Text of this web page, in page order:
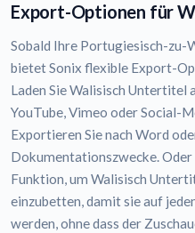
Export-Optionen für
Sobald Ihre Portugiesisch-zu-
bietet Sonix flexible Export-
Laden Sie Walisisch
YouTube, Vimeo oder Social-
Exportieren Sie nach Word
Dokumentationszwecke. Oder
Funktion, um Walisisch
einzubetten, damit sie auf
werden, ohne dass der